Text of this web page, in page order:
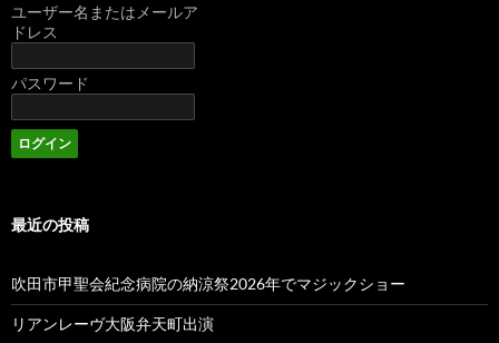
ユーザー名またはメールア
ドレス
パスワード
最近の投稿
吹田市甲聖会紀念病院の納涼祭2026年でマジックショー
リアンレーヴ大阪弁天町出演